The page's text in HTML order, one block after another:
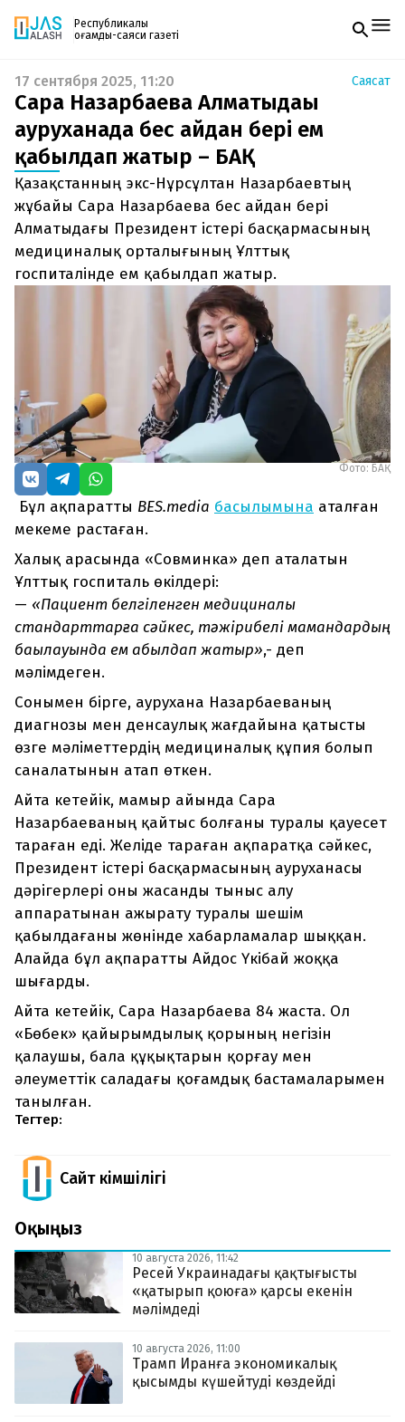
Республикалық
қоғамдық-саяси газеті
Жаңалықтар
Спорт
Live
Руханият
Аймақ
Архив
Заң және тәртіп
Редакциямен байланыс
+7 708 604 51 06
Жарнама бөлімі
+7 701 220 64 52
zhasalash100@gmail.com
Газетке жазылу
PDF форматтағы газетті ай сайын электронды
поштаңызға алып отырыңыз. Жаңа нөмір
шыққан сәтте сізге бірден жіберіледі. Тек email
енгізіңіз, біз қалғанын өзіміз жібереміз.
17 сентября 2025, 11:20 Саясат
Сара Назарбаева Алматыдағы
ауруханада бес айдан бері ем
қабылдап жатыр – БАҚ
Қазақстанның экс-Нұрсұлтан Назарбаевтың
жұбайы Сара Назарбаева бес айдан бері
Алматыдағы Президент істері басқармасының
медициналық орталығының Ұлттық
госпиталінде ем қабылдап жатыр.
Фото: БАҚ
Бұл ақпаратты BES.media басылымына аталған
мекеме растаған.
Халық арасында «Совминка» деп аталатын
Ұлттық госпиталь өкілдері:
— «Пациент белгіленген медициналық
стандарттарға сәйкес, тәжірибелі мамандардың
бақылауында ем қабылдап жатыр»,- деп
мәлімдеген.
Сонымен бірге, аурухана Назарбаеваның
диагнозы мен денсаулық жағдайына қатысты
өзге мәліметтердің медициналық құпия болып
саналатынын атап өткен.
Айта кетейік, мамыр айында Сара
Назарбаеваның қайтыс болғаны туралы қауесет
тараған еді. Желіде тараған ақпаратқа сәйкес,
Президент істері басқармасының ауруханасы
дәрігерлері оны жасанды тыныс алу
аппаратынан ажырату туралы шешім
қабылдағаны жөнінде хабарламалар шыққан.
Алайда бұл ақпаратты Айдос Үкібай жоққа
шығарды.
Айта кетейік, Сара Назарбаева 84 жаста. Ол
«Бөбек» қайырымдылық қорының негізін
қалаушы, бала құқықтарын қорғау мен
әлеуметтік саладағы қоғамдық бастамаларымен
танылған.
Тегтер:
Сайт Әкімшілігі
Оқыңыз
10 августа 2026, 11:42
Ресей Украинадағы қақтығысты
«қатырып қоюға» қарсы екенін
мәлімдеді
10 августа 2026, 11:00
Трамп Иранға экономикалық
қысымды күшейтуді көздейді